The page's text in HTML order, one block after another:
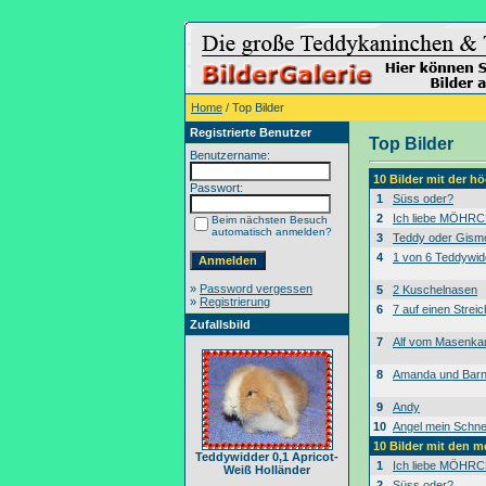
Home / Top Bilder
Registrierte Benutzer
Benutzername:
Passwort:
Beim nächsten Besuch
automatisch anmelden?
» Password vergessen
» Registrierung
Zufallsbild
Teddywidder 0,1 Apricot-
Weiß Holländer
Top Bilder
10 Bilder mit der
1
Süss oder?
2
Ich liebe
3
Teddy oder
4
1 von 6
5
2 Kuschelnasen
6
7 auf einen
7 Alf vom
8 Amanda und
9
Andy
10 Angel mein
10 Bilder mit den
1
Ich liebe